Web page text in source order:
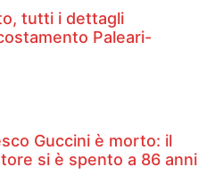
tutti i dettagli
Paleari-
Guccini è morto: il
si è spento a 86 anni